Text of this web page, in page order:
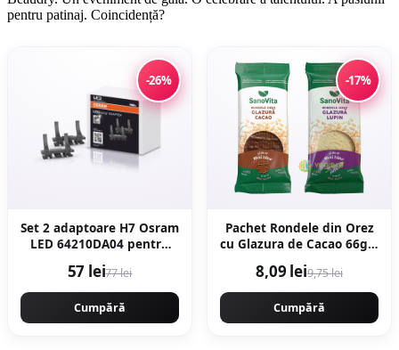
pentru patinaj. Coincidență?
-26%
Set 2 adaptoare H7 Osram
LED 64210DA04 pentru
57 lei77 lei
Cumpără
-17%
Pachet Rondele din Orez
cu Glazura de Cacao 66g +
Glazura de Lupin 66g
8,09 lei9,75 lei
Cumpără